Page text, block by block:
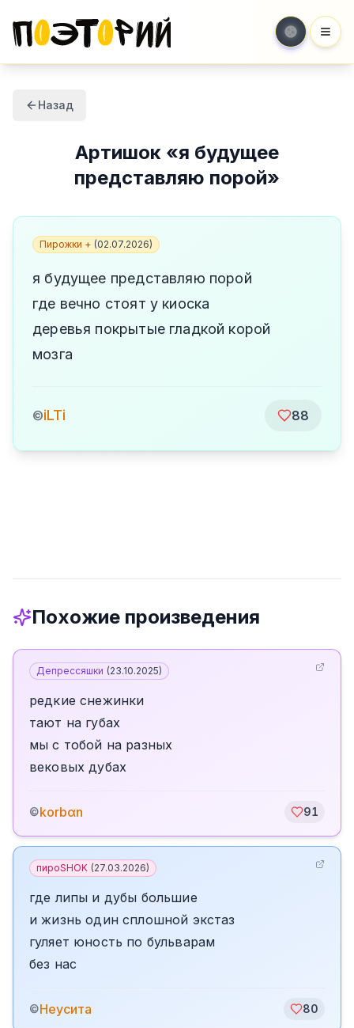
Назад
Артишок «я будущее
представляю порой»
Пирожки + (02.07.2026)
я будущее представляю порой
где вечно стоят у киоска
деревья покрытые гладкой корой
мозга
©iLTi 88
Похожие произведения
Депрессяшки (23.10.2025)
редкие снежинки
тают на губах
мы с тобой на разных
вековых дубах
©korbαn 91
пироSHOK (27.03.2026)
где липы и дубы большие
и жизнь один сплошной экстаз
гуляет юность по бульварам
без нас
©Неусита 80